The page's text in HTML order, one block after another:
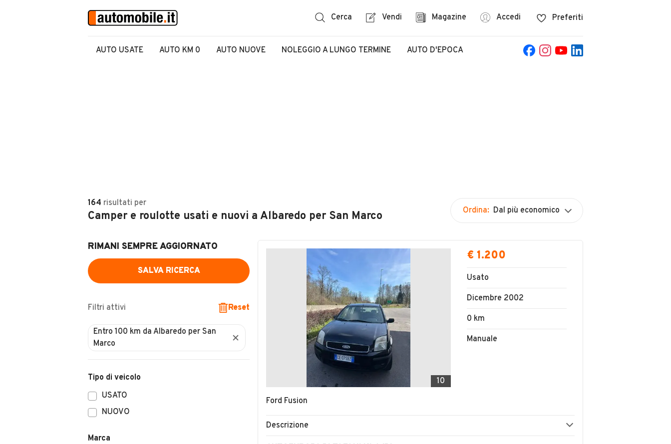
Cerca Vendi Magazine Accedi Preferiti
AUTO USATE AUTO KM 0 AUTO NUOVE NOLEGGIO A LUNGO TERMINE AUTO D'EPOCA
164 risultati per
Camper e roulotte usati e nuovi a Albaredo per San Marco Ordina: Dal più economico
RIMANI SEMPRE AGGIORNATO
SALVA RICERCA
Filtri attivi Reset
Entro 100 km da Albaredo per San
Marco
Tipo di veicolo
USATO
NUOVO
Marca